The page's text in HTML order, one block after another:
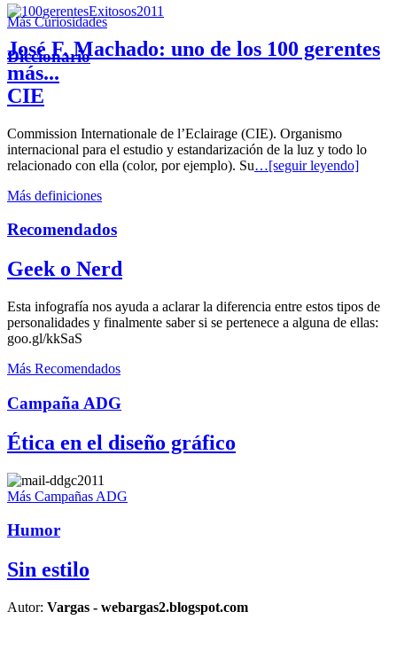
José F. Machado: uno de los 100 gerentes
más...
Más Curiosidades
Diccionario
CIE
Commission Internationale de l’Eclairage (CIE). Organismo
internacional para el estudio y estandarización de la luz y todo lo
relacionado con ella (color, por ejemplo). Su…[seguir leyendo]
Más definiciones
Recomendados
Geek o Nerd
Esta infografía nos ayuda a aclarar la diferencia entre estos tipos de
personalidades y finalmente saber si se pertenece a alguna de ellas:
goo.gl/kkSaS
Más Recomendados
Campaña ADG
Ética en el diseño gráfico
Más Campañas ADG
Humor
Sin estilo
Autor: Vargas - webargas2.blogspot.com